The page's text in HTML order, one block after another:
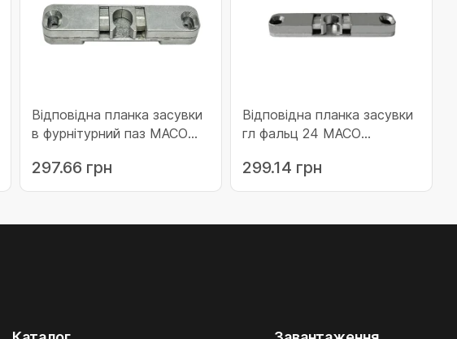
Відповідна планка засувки
в фурнітурний паз MACO
297.66 грн
Відповідна планка засувки
гл фальц 24 MACO
299.14 грн